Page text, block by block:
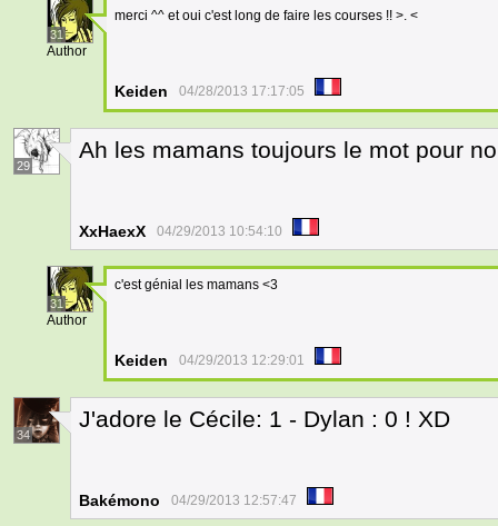
31
Author
merci ^^ et oui c'est long de faire les courses !! >. <
Keiden 04/28/2013 17:17:05
29
Ah les mamans toujours le mot pour
XxHaexX 04/29/2013 10:54:10
31
Author
c'est génial les mamans <3
Keiden 04/29/2013 12:29:01
34
J'adore le Cécile: 1 - Dylan : 0 ! XD
Bakémono 04/29/2013 12:57:47